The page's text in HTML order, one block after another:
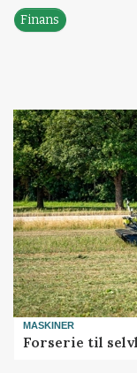
Finans
MASKINER
Forserie til